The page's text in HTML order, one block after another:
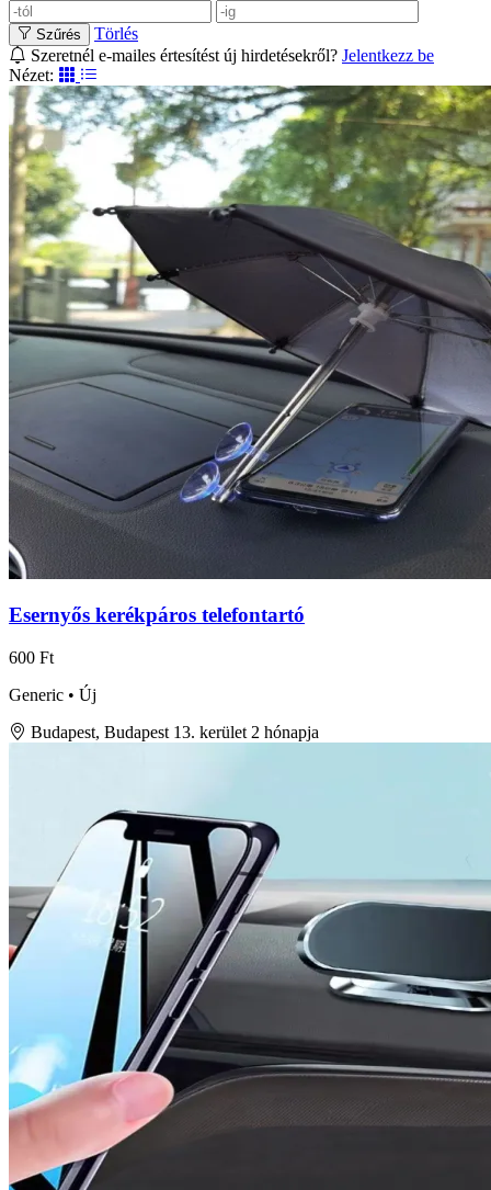
Szűrés
Törlés
Szeretnél e-mailes értesítést új hirdetésekről? Jelentkezz be
Nézet:
Esernyős kerékpáros telefontartó
600 Ft
Generic • Új
Budapest, Budapest 13. kerület 2 hónapja